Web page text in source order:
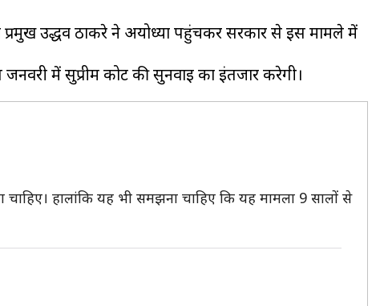
प्रमुख उद्धव ठाकरे ने अयोध्या पहुंचकर सरकार से इस मामले में
हालांकि यह भी समझना चाहिए कि यह मामला 9 सालों से